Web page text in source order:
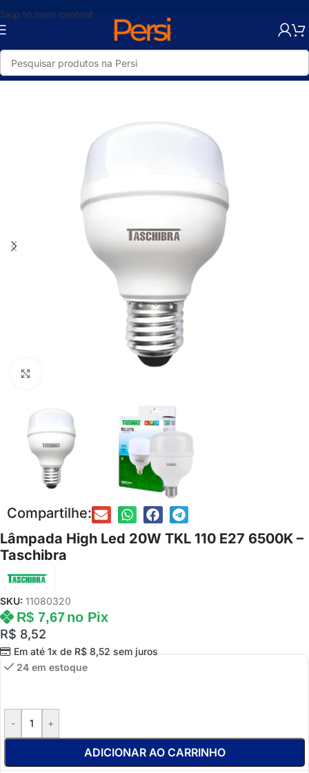
Skip to main content
Início/Loja/Elétrica/Iluminação/
Compartilhe:
Lâmpada High Led 20W TKL 110 E27 6500K –
Taschibra
SKU: 11080320
R$ 8,52
Em até 1x deR$8,52sem juros
R$7,67 no Pix
24 em estoque
- +
ADICIONAR AO CARRINHO